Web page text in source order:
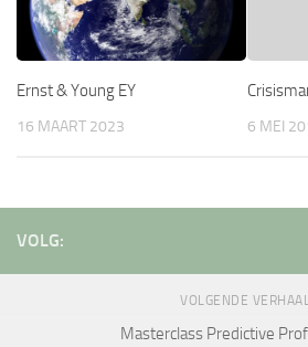
Ernst & Young EY
16 MAART 2023 6 MEI
VOLG:
VOLGENDE
Masterclass Predictive